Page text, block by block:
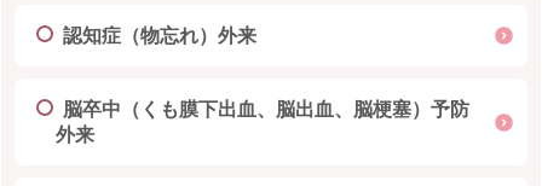
認知症（物忘れ）外来
脳卒中（くも膜下出血、脳出血、脳梗塞）予防
外来